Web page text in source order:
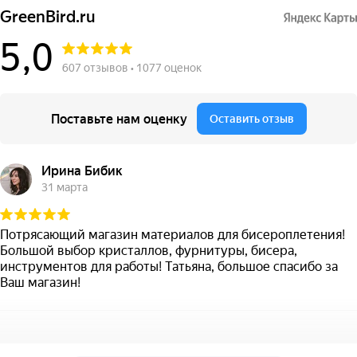
GreenBird.ru
5,0 607 отзывов • 1077 оценок
Поставьте нам оценку Оставить отзыв
Ирина Бибик
31 марта
Потрясающий магазин материалов для бисероплетения!
Большой выбор кристаллов, фурнитуры, бисера,
инструментов для работы! Татьяна, большое спасибо за
Ваш магазин!